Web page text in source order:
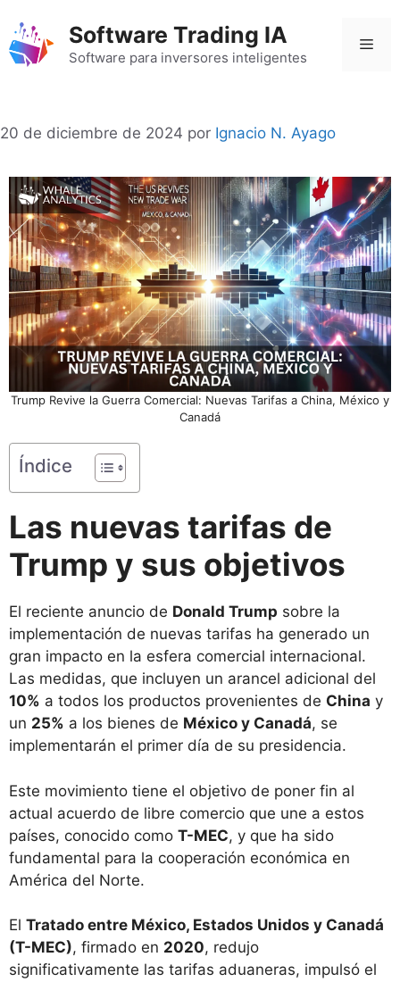
contenido
Software Trading IA
Software para inversores inteligentes
20 de diciembre de 2024 por Ignacio N. Ayago
Trump Revive la Guerra Comercial: Nuevas Tarifas a China, México y
Canadá
Índice
Las nuevas tarifas de
Trump y sus objetivos
El reciente anuncio de Donald Trump sobre la
implementación de nuevas tarifas ha generado un
gran impacto en la esfera comercial internacional.
Las medidas, que incluyen un arancel adicional del
10% a todos los productos provenientes de China y
un 25% a los bienes de México y Canadá, se
implementarán el primer día de su presidencia.
Este movimiento tiene el objetivo de poner fin al
actual acuerdo de libre comercio que une a estos
países, conocido como T-MEC, y que ha sido
fundamental para la cooperación económica en
América del Norte.
El Tratado entre México, Estados Unidos y Canadá
(T-MEC), firmado en 2020, redujo
significativamente las tarifas aduaneras, impulsó el